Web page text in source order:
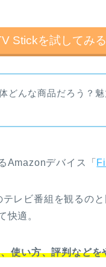
Stickを試してみる
どんな商品だろう？
Amazonデバイス「
レビ番組を観るの
快適。
使い方、評判などを